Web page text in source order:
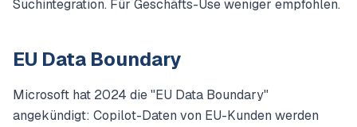
Suchintegration. Für Geschäfts-Use weniger empfohlen.
EU Data Boundary
Microsoft hat 2024 die "EU Data Boundary"
angekündigt: Copilot-Daten von EU-Kunden werden